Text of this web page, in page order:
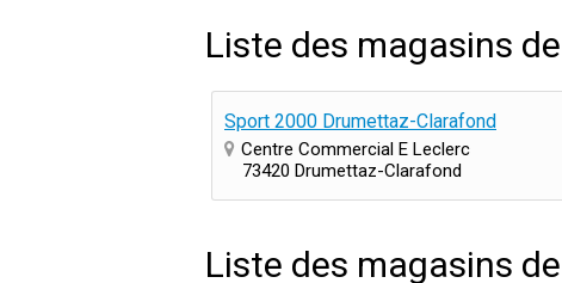
Liste des magasins
Sport 2000 Drumettaz-Clarafond
Centre Commercial E Leclerc
73420 Drumettaz-Clarafond
Liste des magasins